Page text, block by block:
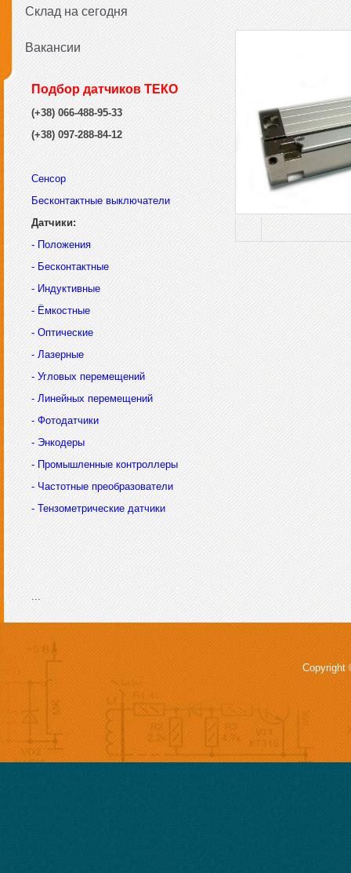
Склад на сегодня
Вакансии
Подбор датчиков ТЕКО
(+38) 066-488-95-33
(+38) 097-288-84-12
Сенсор
Бесконтактные выключатели
Датчики:
- Положения
- Бесконтактные
- Индуктивные
- Ёмкостные
- Оптические
- Лазерные
- Угловых перемещений
- Линейных перемещений
- Фотодатчики
- Энкодеры
- Промышленные контроллеры
- Частотные преобразователи
- Тензометрические датчики
...
Copyright